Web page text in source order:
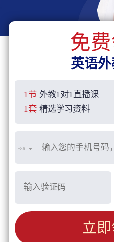
免
英语
1节 外教1对1直播课
1套 精选学习资料
+86
立